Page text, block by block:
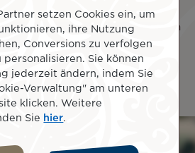
Serviceleistungen A la Carte, um
gestalten.
setzen Cookies ein, um
ihre Nutzung
Conversions zu verfolgen
Sie können
jederzeit ändern, indem Sie
Verwaltung" am unteren
klicken. Weitere
Sie hier.